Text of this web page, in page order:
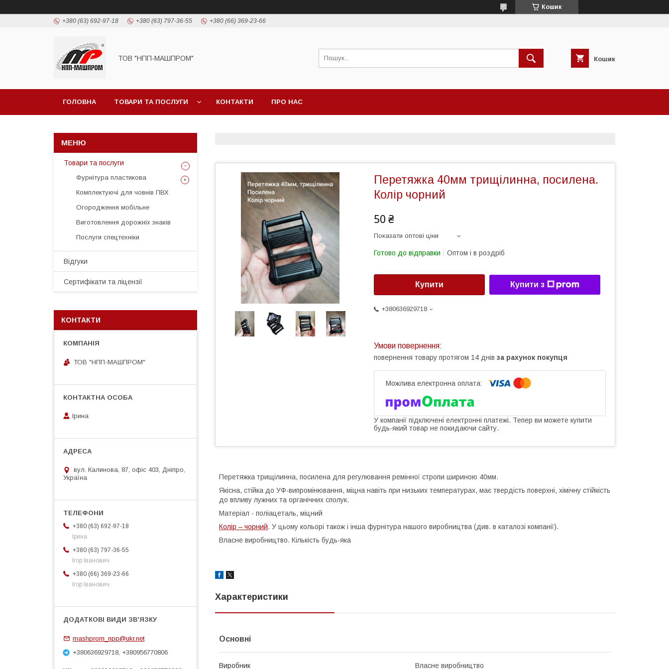
Кошик
+380 (63) 692-97-18 +380 (63) 797-36-55 +380 (66) 369-23-66
ТОВ "НПП-МАШПРОМ" Кошик
ГОЛОВНА ТОВАРИ ТА ПОСЛУГИ КОНТАКТИ ПРО НАС
Перетяжка 40мм трищілинна, посилена.
Колір чорний
50 ₴
Показати оптові ціни
Готово до відправки Оптом і в роздріб
Купити Купити з
+380636929718
повернення товару протягом 14 днів за рахунок покупця
У компанії підключені електронні платежі. Тепер ви можете купити
будь-який товар не покидаючи сайту.
Перетяжка трищілинна, посилена для регулювання ремінної стропи шириною 40мм.
Якісна, стійка до УФ-випромінювання, міцна навіть при низьких температурах, має твердість поверхні, хімічну стійкість
до впливу лужних та органічних сполук.
Матеріал - поліацеталь, міцний
Колір – чорний. У цьому кольорі також і інша фурнітура нашого виробництва (див. в каталозі компанії).
Власне виробництво. Кількість будь-яка
Характеристики
Основні
Виробник Власне виробництво
Товари та послуги
Фурнітура пластикова
Комплектуючі для човнів ПВХ
Огородження мобільне
Виготовлення дорожніх знаків
Послуги спецтехніки
Відгуки
Сертифікати та ліцензії
КОНТАКТИ
ТОВ "НПП-МАШПРОМ"
Ірина
вул. Калинова, 87, офіс 403, Дніпро,
Україна
+380 (63) 692-97-18
Ірина
+380 (63) 797-36-55
Ігор Іванович
+380 (66) 369-23-66
Ігор Іванович
mashprom_npp@ukr.net
+380636929718, +380956770806